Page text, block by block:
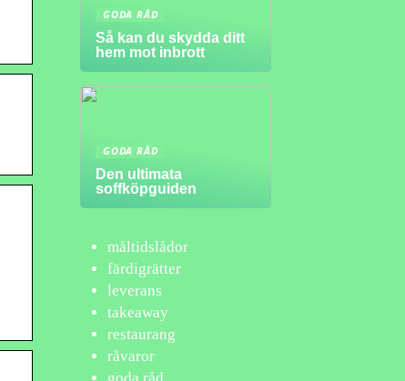
GODA RÅD
Så kan du skydda ditt
hem mot inbrott
GODA RÅD
Den ultimata
soffköpguiden
måltidslådor
färdigrätter
leverans
takeaway
restaurang
råvaror